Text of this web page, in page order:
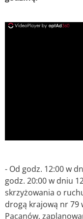
- Od godz. 12:00 w
godz. 20:00 w dniu
skrzyżowania o
drogą krajową nr 79
Pacanów,